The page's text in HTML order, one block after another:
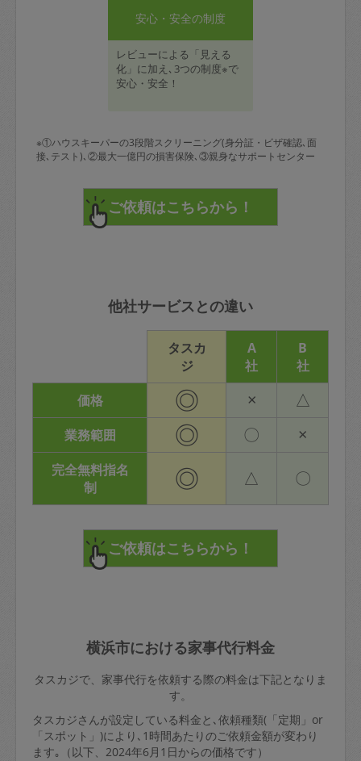
安心・安全の制度
レビューによる「見える
化」に加え､3つの制度※で
安心・安全！
※①ハウスキーパーの3段階スクリーニング(身分証・ビザ確認､面
接､テスト)､②最大一億円の損害保険､③親身なサポートセンター
他社サービスとの違い
タスカ
ジ
A
社
B
社
価格
◎ × △
業務範囲 ◎ 〇 ×
完全無料指名
制
◎ △ 〇
横浜市における家事代行料金
タスカジで、家事代行を依頼する際の料金は下記となりま
す。
タスカジさんが設定している料金と､依頼種類(「定期」or
「スポット」)により､1時間あたりのご依頼金額が変わり
ます｡（以下、2024年6月1日からの価格です）